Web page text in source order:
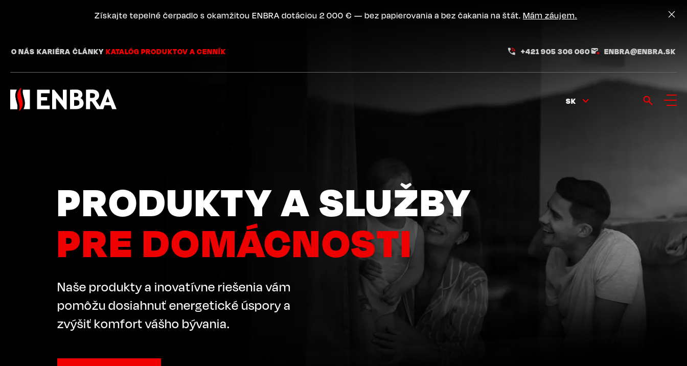
Získajte tepelné čerpadlo s okamžitou ENBRA dotáciou 2 000 € — bez papierovania a bez čakania na štát. Mám záujem.
O NÁS KARIÉRA ČLÁNKY KATALÓG PRODUKTOV A CENNÍK +421 905 306 060 ENBRA@ENBRA.SK
SK
PRODUKTY A SLUŽBY
PRE DOMÁCNOSTI
Naše produkty a inovatívne riešenia vám
pomôžu dosiahnuť energetické úspory a
zvýšiť komfort vášho bývania.